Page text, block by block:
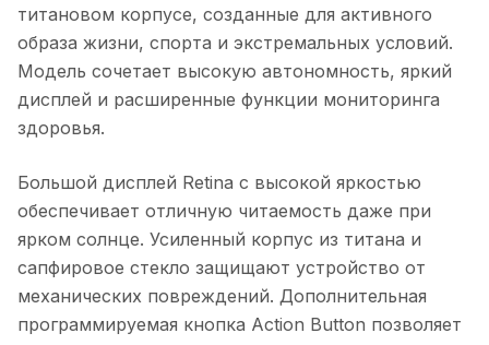
титановом корпусе, созданные для активного
образа жизни, спорта и экстремальных условий.
Модель сочетает высокую автономность, яркий
дисплей и расширенные функции мониторинга
здоровья.
Большой дисплей Retina с высокой яркостью
обеспечивает отличную читаемость даже при
ярком солнце. Усиленный корпус из титана и
сапфировое стекло защищают устройство от
механических повреждений. Дополнительная
программируемая кнопка Action Button позволяет